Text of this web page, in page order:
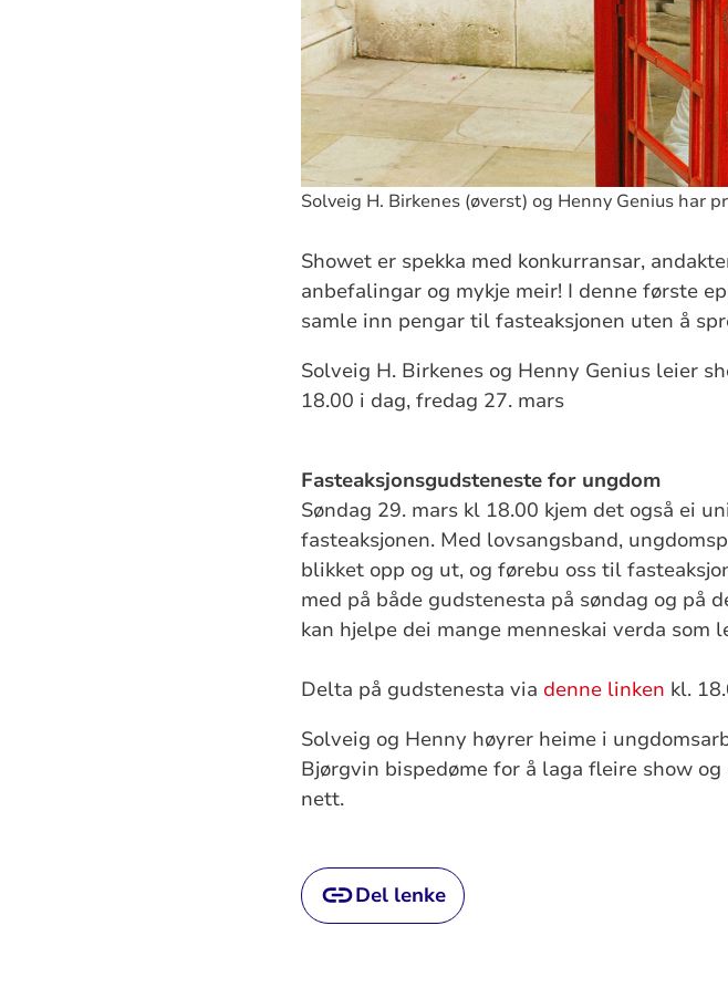
Solveig H. Birkenes (øverst) og Henny Genius har
Showet er spekka med konkurransar,
anbefalingar og mykje meir! I denne første
samle inn pengar til fasteaksjonen uten å
Solveig H. Birkenes og Henny Genius leier
18.00 i dag, fredag 27. mars
Fasteaksjonsgudsteneste for ungdom
Søndag 29. mars kl 18.00 kjem det også ei
fasteaksjonen. Med lovsangsband,
blikket opp og ut, og førebu oss til
med på både gudstenesta på søndag og på
kan hjelpe dei mange menneskai verda
Delta på gudstenesta via denne linken kl.
Solveig og Henny høyrer heime i
Bjørgvin bispedøme for å laga fleire show
nett.
Del lenke